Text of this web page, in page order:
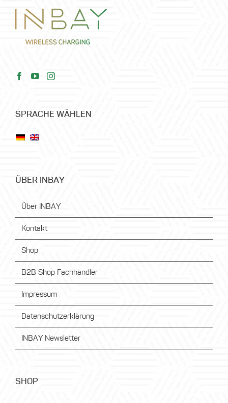
SPRACHE WÄHLEN
ÜBER INBAY
Über INBAY
Kontakt
Shop
B2B Shop Fachhändler
Impressum
Datenschutzerklärung
INBAY Newsletter
SHOP